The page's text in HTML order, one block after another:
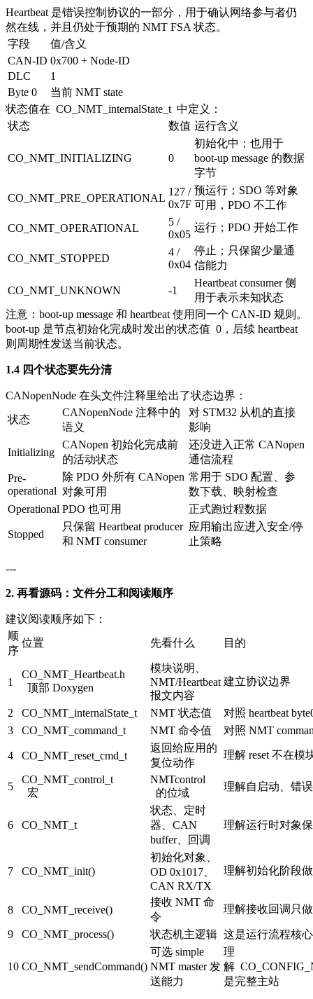
Heartbeat 是错误控制协议的一部分，用于确认网络参与者仍
然在线，并且仍处于预期的 NMT FSA 状态。
字段
值/含义
CAN-ID 0x700 + Node-ID
DLC
1
Byte 0
当前 NMT state
状态值在 CO_NMT_internalState_t 中定义：
状态
数值 运行含义
CO_NMT_INITIALIZING 0
初始化中；也用于
boot-up message 的数据
字节
CO_NMT_PRE_OPERATIONAL
127 /
0x7F
预运行；SDO 等对象
可用，PDO 不工作
CO_NMT_OPERATIONAL
5 /
0x05
运行；PDO 开始工作
CO_NMT_STOPPED
4 /
0x04
停止；只保留少量通
信能力
CO_NMT_UNKNOWN -1
Heartbeat consumer 侧
用于表示未知状态
注意：boot-up message 和 heartbeat 使用同一个 CAN-ID 规则。
boot-up 是节点初始化完成时发出的状态值 0 ，后续 heartbeat
则周期性发送当前状态。
1.4 四个状态要先分清
CANopenNode 在头文件注释里给出了状态边界：
状态
CANopenNode 注释中的
语义
对 STM32 从机的直接
影响
Initializing
CANopen 初始化完成前
的活动状态
还没进入正常 CANopen
通信流程
Pre-
operational
除 PDO 外所有 CANopen
对象可用
常用于 SDO 配置、参
数下载、映射检查
Operational PDO 也可用 正式跑过程数据
Stopped
只保留 Heartbeat producer
和 NMT consumer
应用输出应进入安全/停
止策略
---
2. 再看源码：文件分工和阅读顺序
建议阅读顺序如下：
顺
序
位置 先看什么 目的
1
CO_NMT_Heartbeat.h
顶部 Doxygen
模块说明、
NMT/Heartbeat
报文内容
建立协议边界
2 CO_NMT_internalState_t NMT 状态值
对照 heartbeat
3
CO_NMT_command_t NMT 命令值 对照 NMT
4 CO_NMT_reset_cmd_t
返回给应用的
复位动作
理解 reset 不在模
5
CO_NMT_control_t
宏
NMTcontrol
的位域
理解自启动、错
6 CO_NMT_t
状态、定时
器、CAN
buffer、回调
理解运行时对象
7 CO_NMT_init()
初始化对象、
OD 0x1017、
CAN RX/TX
理解初始化阶段
8 CO_NMT_receive()
接收 NMT 命
令
理解接收回调只
9 CO_NMT_process() 状态机主逻辑 这是运行流程核心
10 CO_NMT_sendCommand()
可选 simple
NMT master 发
送能力
理
解
是完整主站